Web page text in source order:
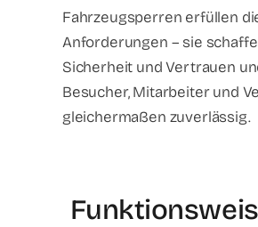
Fahrzeugsperren erfüllen
Anforderungen – sie
Sicherheit und Vertrauen
Besucher, Mitarbeiter und
gleichermaßen zuverlässig.